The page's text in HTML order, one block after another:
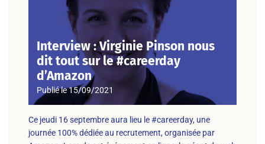
Interview : Virginie Pinson nous
dit tout sur le #careerday
d’Amazon
Publié le15/09/2021
Ce jeudi 16 septembre aura lieu le #careerday, une
journée 100% dédiée au recrutement, organisée par